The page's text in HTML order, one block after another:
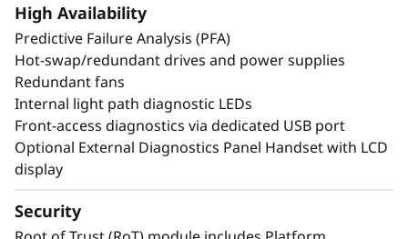
organización tecnologías capaces de crear el
excepcional rendimiento y valor que exigen las
cargas de trabajo de nivel empresarial.
*En comparación con el ThinkSystem SR850 V3
High Availability
Predictive Failure Analysis (PFA)
Hot-swap/redundant drives and power supplies
Redundant fans
Internal light path diagnostic LEDs
Front-access diagnostics via dedicated USB port
Optional External Diagnostics Panel Handset with LCD
display
Security